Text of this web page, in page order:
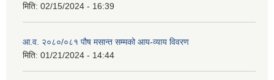
मिति: 02/15/2024 - 16:39
आ.व. २०८०/०८१ पौष मसान्त सम्मको आय-व्याय विवरण
मिति: 01/21/2024 - 14:44